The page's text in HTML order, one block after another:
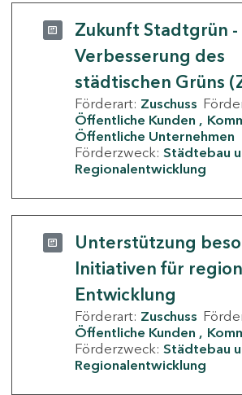
Zukunft Stadtgrün -
Verbesserung des
städtischen Grüns
Förderart: Zuschuss
Öffentliche Kunden
Öffentliche Unternehmen
Förderzweck: Städtebau
Regionalentwicklung
Unterstützung
Initiativen für
Entwicklung
Förderart: Zuschuss
Öffentliche Kunden
Förderzweck: Städtebau
Regionalentwicklung